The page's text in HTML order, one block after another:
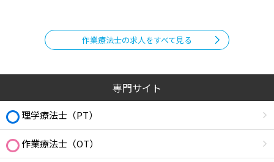
作業療法士の求人をすべて見る
専門サイト
理学療法士（PT）
作業療法士（OT）